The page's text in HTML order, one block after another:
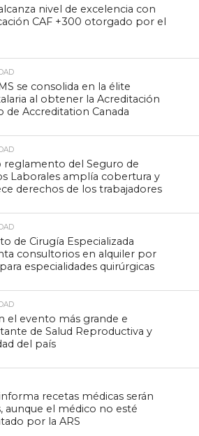
nivel de excelencia con
CAF +300 otorgado por el
se consolida en la élite
al obtener la Acreditación
de Accreditation Canada
reglamento del Seguro de
Laborales amplía cobertura y
derechos de los trabajadores
de Cirugía Especializada
consultorios en alquiler por
especialidades quirúrgicas
el evento más grande e
de Salud Reproductiva y
del país
recetas médicas serán
aunque el médico no esté
por la ARS